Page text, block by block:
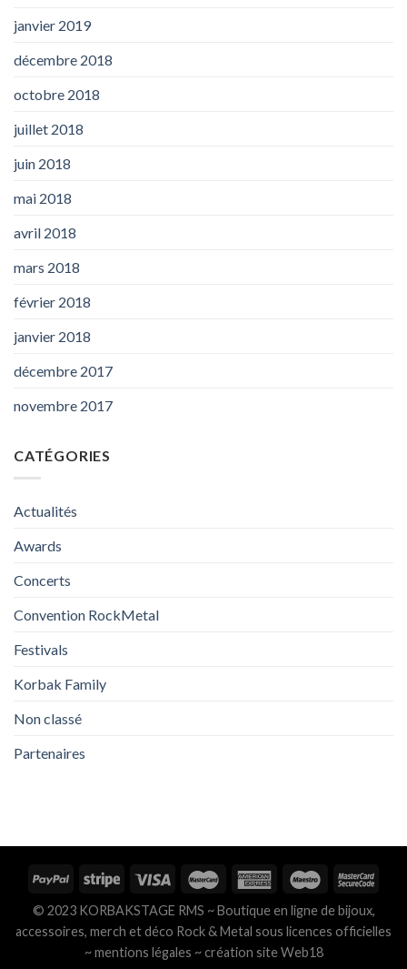
janvier 2019
décembre 2018
octobre 2018
juillet 2018
juin 2018
mai 2018
avril 2018
mars 2018
février 2018
janvier 2018
décembre 2017
novembre 2017
CATÉGORIES
Actualités
Awards
Concerts
Convention RockMetal
Festivals
Korbak Family
Non classé
Partenaires
© 2023 KORBAKSTAGE RMS ~ Boutique en ligne de bijoux,
accessoires, merch et déco Rock & Metal sous licences officielles
~mentions légales ~ création site Web18